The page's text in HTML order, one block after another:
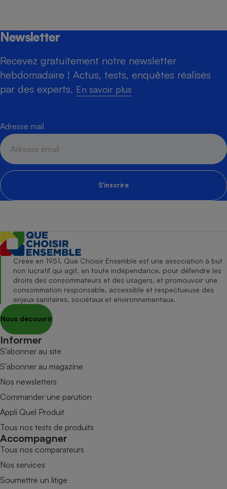
Newsletter
Recevez gratuitement notre newsletter
hebdomadaire ! Actus, tests, enquêtes réalisés
par des experts. En savoir plus
Adresse mail
S'inscrire
Créée en 1951, Que Choisir Ensemble est une association à but
non lucratif qui agit, en toute indépendance, pour défendre les
droits des consommateurs et des usagers, et promouvoir une
consommation responsable, accessible et respectueuse des
enjeux sanitaires, sociétaux et environnementaux.
Nous découvrir
Informer
S’abonner au site
S’abonner au magazine
Nos newsletters
Commander une parution
Appli Quel Produit
Tous nos tests de produits
Accompagner
Tous nos comparateurs
Nos services
Soumettre un litige